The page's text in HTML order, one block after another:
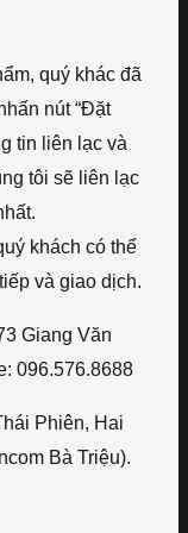
quý khác đã
nút “Đặt
tin liên lạc và
tôi sẽ liên lạc
khách có thể
và giao dịch.
Giang Văn
096.576.8688
Phiên, Hai
Bà Triệu).